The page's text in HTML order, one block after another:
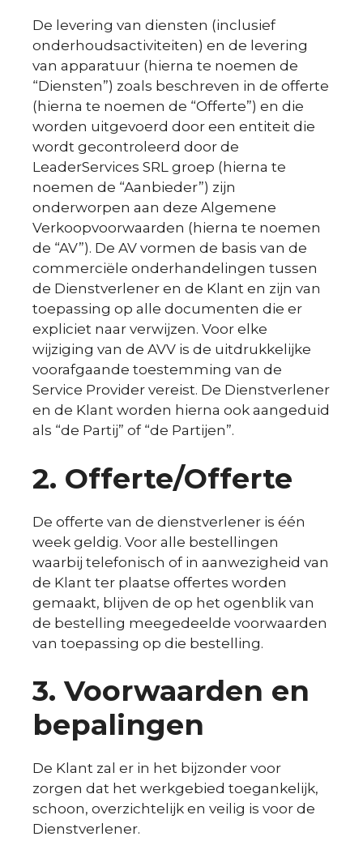
De levering van diensten (inclusief
onderhoudsactiviteiten) en de levering
van apparatuur (hierna te noemen de
“Diensten”) zoals beschreven in de offerte
(hierna te noemen de “Offerte”) en die
worden uitgevoerd door een entiteit die
wordt gecontroleerd door de
LeaderServices SRL groep (hierna te
noemen de “Aanbieder”) zijn
onderworpen aan deze Algemene
Verkoopvoorwaarden (hierna te noemen
de “AV”). De AV vormen de basis van de
commerciële onderhandelingen tussen
de Dienstverlener en de Klant en zijn van
toepassing op alle documenten die er
expliciet naar verwijzen. Voor elke
wijziging van de AVV is de uitdrukkelijke
voorafgaande toestemming van de
Service Provider vereist. De Dienstverlener
en de Klant worden hierna ook aangeduid
als “de Partij” of “de Partijen”.
2. Offerte/Offerte
De offerte van de dienstverlener is één
week geldig. Voor alle bestellingen
waarbij telefonisch of in aanwezigheid van
de Klant ter plaatse offertes worden
gemaakt, blijven de op het ogenblik van
de bestelling meegedeelde voorwaarden
van toepassing op die bestelling.
3. Voorwaarden en
bepalingen
De Klant zal er in het bijzonder voor
zorgen dat het werkgebied toegankelijk,
schoon, overzichtelijk en veilig is voor de
Dienstverlener.